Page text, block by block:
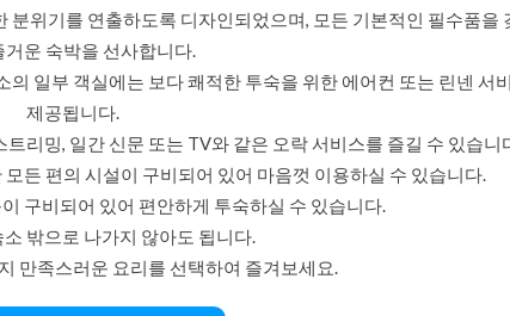
위기를 연출하도록 디자인되었으며, 모든 기본적인 필수품을
거운 숙박을 선사합니다.
일부 객실에는 보다 쾌적한 투숙을 위한 에어컨 또는 린넨 서
제공됩니다.
리밍, 일간 신문 또는 TV와 같은 오락 서비스를 즐길 수 있습니
든 편의 시설이 구비되어 있어 마음껏 이용하실 수 있습니다.
구비되어 있어 편안하게 투숙하실 수 있습니다.
밖으로 나가지 않아도 됩니다.
만족스러운 요리를 선택하여 즐겨보세요.